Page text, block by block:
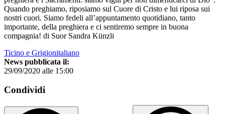
Quando preghiamo, riposiamo sul Cuore di Cristo e lui riposa sui
nostri cuori. Siamo fedeli all’appuntamento quotidiano, tanto
importante, della preghiera e ci sentiremo sempre in buona
compagnia! di Suor Sandra Künzli
Ticino e Grigionitaliano
News pubblicata il:
29/09/2020 alle 15:00
Condividi